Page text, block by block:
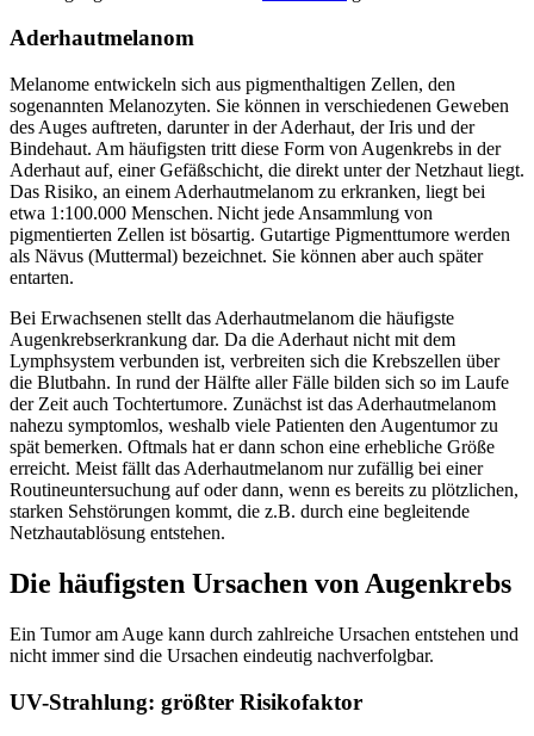
Aderhautmelanom
Melanome entwickeln sich aus pigmenthaltigen Zellen, den
sogenannten Melanozyten. Sie können in verschiedenen Geweben
des Auges auftreten, darunter in der Aderhaut, der Iris und der
Bindehaut. Am häufigsten tritt diese Form von Augenkrebs in der
Aderhaut auf, einer Gefäßschicht, die direkt unter der Netzhaut liegt.
Das Risiko, an einem Aderhautmelanom zu erkranken, liegt bei
etwa 1:100.000 Menschen. Nicht jede Ansammlung von
pigmentierten Zellen ist bösartig. Gutartige Pigmenttumore werden
als Nävus (Muttermal) bezeichnet. Sie können aber auch später
entarten.
Bei Erwachsenen stellt das Aderhautmelanom die häufigste
Augenkrebserkrankung dar. Da die Aderhaut nicht mit dem
Lymphsystem verbunden ist, verbreiten sich die Krebszellen über
die Blutbahn. In rund der Hälfte aller Fälle bilden sich so im Laufe
der Zeit auch Tochtertumore. Zunächst ist das Aderhautmelanom
nahezu symptomlos, weshalb viele Patienten den Augentumor zu
spät bemerken. Oftmals hat er dann schon eine erhebliche Größe
erreicht. Meist fällt das Aderhautmelanom nur zufällig bei einer
Routineuntersuchung auf oder dann, wenn es bereits zu plötzlichen,
starken Sehstörungen kommt, die z.B. durch eine begleitende
Netzhautablösung entstehen.
Die häufigsten Ursachen von Augenkrebs
Ein Tumor am Auge kann durch zahlreiche Ursachen entstehen und
nicht immer sind die Ursachen eindeutig nachverfolgbar.
UV-Strahlung: größter Risikofaktor